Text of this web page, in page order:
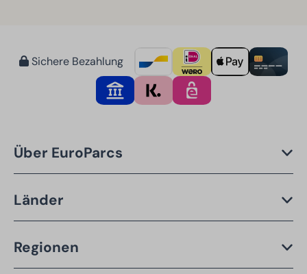
Sichere Bezahlung
Über EuroParcs
Länder
Regionen